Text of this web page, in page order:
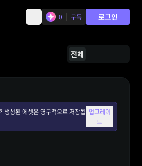
0 구독 로그인
전체
생성된 에셋은 영구적으로 저장됩 업그레이
드